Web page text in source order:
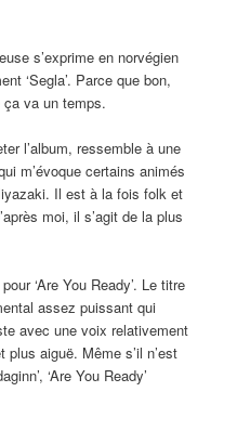
s’exprime en norvégien
‘Segla’. Parce que bon,
ça va un temps.
l’album, ressemble à une
m’évoque certains animés
Il est à la fois folk et
moi, il s’agit de la plus
‘Are You Ready’. Le titre
assez puissant qui
avec une voix relativement
aiguë. Même s’il n’est
‘Are You Ready’